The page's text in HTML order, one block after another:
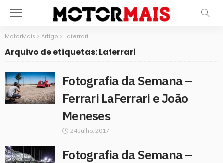
MotorMais > Artigo > Laferrari
Arquivo de etiquetas: Laferrari
Fotografia da Semana –
Ferrari LaFerrari e João
Meneses
24 Julho, 2017
Fotografia da Semana –